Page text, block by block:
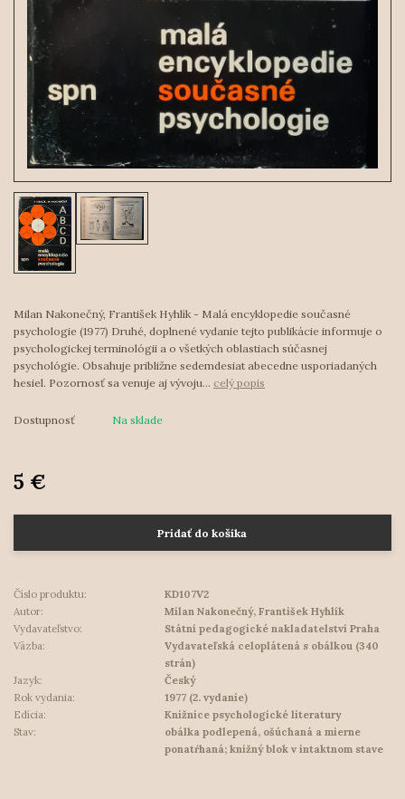
Milan Nakonečný, František Hyhlík - Malá encyklopedie současné
psychologie (1977) Druhé, doplnené vydanie tejto publikácie informuje o
psychologickej terminológii a o všetkých oblastiach súčasnej
psychológie. Obsahuje približne sedemdesiat abecedne usporiadaných
hesiel. Pozornosť sa venuje aj vývoju... celý popis
Dostupnosť Na sklade
5 €
Pridať do košíka
Číslo produktu:
KD107V2
Autor:
Milan Nakonečný, František Hyhlík
Vydavateľstvo:
Státní pedagogické nakladatelství Praha
Väzba:
Vydavateľská celoplátená s obálkou (340
strán)
Jazyk:
Český
Rok vydania:
1977 (2. vydanie)
Edícia:
Knižnice psychologické literatury
Stav:
obálka podlepená, ošúchaná a mierne
ponatŕhaná; knižný blok v intaktnom stave